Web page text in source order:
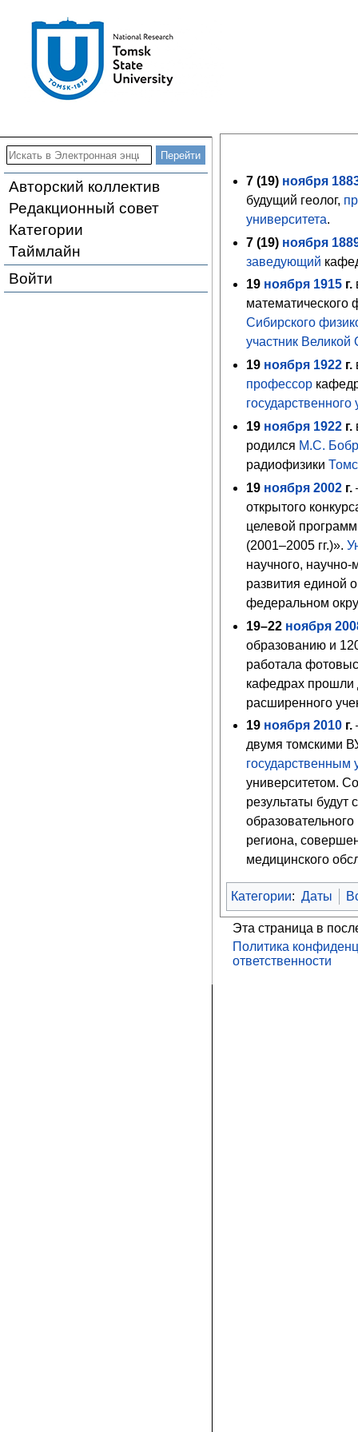
Авторский коллектив
Редакционный совет
Категории
Таймлайн
Войти
7 (19) ноября
будущий геолог,
университета.
7 (19) ноября
заведующий
19 ноября 1915 г.
математического
Сибирского
участник
19 ноября 1922 г.
профессор
государственного
19 ноября 1922 г.
родился М.С.
радиофизики
19 ноября 2002 г.
открытого
целевой
(2001–2005 гг.)».
научного, научно-
развития единой
федеральном
19–22 ноября
образованию и
работала
кафедрах прошли
расширенного
19 ноября 2010 г.
двумя томскими
государственным
университетом.
результаты будут
региона,
медицинского
Категории: Даты
Эта страница в
Политика
ответственности